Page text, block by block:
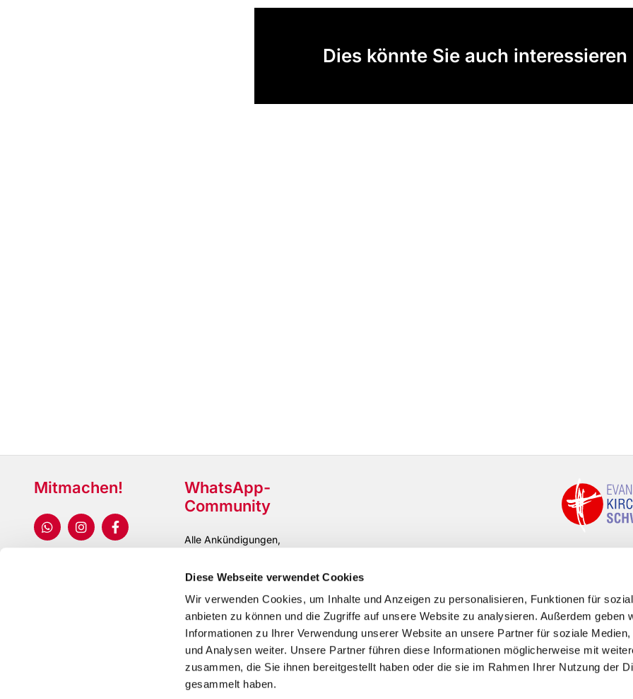
Diese Webseite verwendet Cookies
Wir verwenden Cookies, um Inhalte und Anzeigen zu personalisieren, Funktionen für
anbieten zu können und die Zugriffe auf unsere Website zu analysieren. Außerdem geben
Informationen zu Ihrer Verwendung unserer Website an unsere Partner für soziale Medien,
und Analysen weiter. Unsere Partner führen diese Informationen möglicherweise mit
zusammen, die Sie ihnen bereitgestellt haben oder die sie im Rahmen Ihrer Nutzung der
gesammelt haben.
Dies könnte Sie auch interessieren
Mitmachen!
WhatsApp-
Community
Alle Ankündigungen,